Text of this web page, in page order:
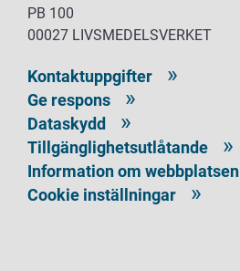
PB 100
00027 LIVSMEDELSVERKET
Kontaktuppgifter
Ge respons
Dataskydd
Tillgänglighetsutlåtande
Information om webbplatsen
Cookie inställningar